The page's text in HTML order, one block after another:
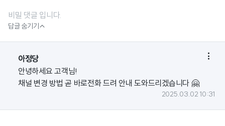
비밀 댓글 입니다.
답글 숨기기
아정당 
안녕하세요 고객님!
채널 변경 방법 곧 바로전화 드려 안내 도와드리겠습니다 🤗
2025.03.02 10:31